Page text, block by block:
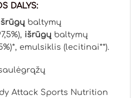
DALYS:
baltymų
išrūgų baltymų
emulsiklis (lecitinai**).
Attack Sports Nutrition